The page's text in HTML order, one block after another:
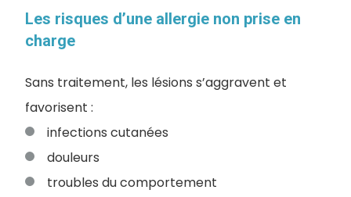
Les risques d’une allergie non prise en
charge
Sans traitement, les lésions s’aggravent et
favorisent :
infections cutanées
douleurs
troubles du comportement